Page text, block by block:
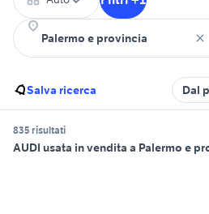
Salva ricerca Dal
835 risultati
AUDI usata in vendita a Palermo e